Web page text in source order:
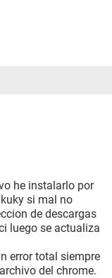
he instalarlo por
si mal no
de descargas
luego se actualiza
error total siempre
del chrome.